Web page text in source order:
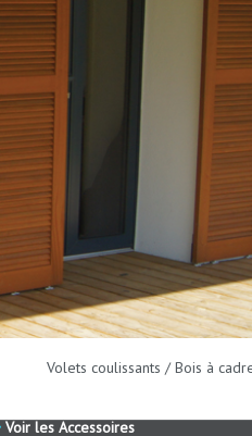
Volets coulissants / Bois à
Voir les Accessoires